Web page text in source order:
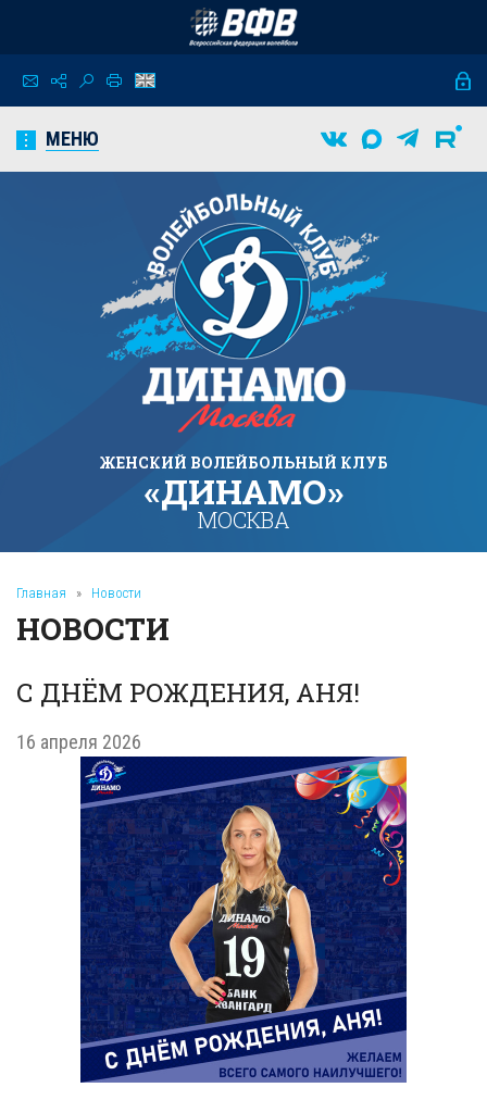
МЕНЮ
ЖЕНСКИЙ ВОЛЕЙБОЛЬНЫЙ КЛУБ
«ДИНАМО»
МОСКВА
Главная » Новости
НОВОСТИ
С ДНЁМ РОЖДЕНИЯ, АНЯ!
16 апреля 2026